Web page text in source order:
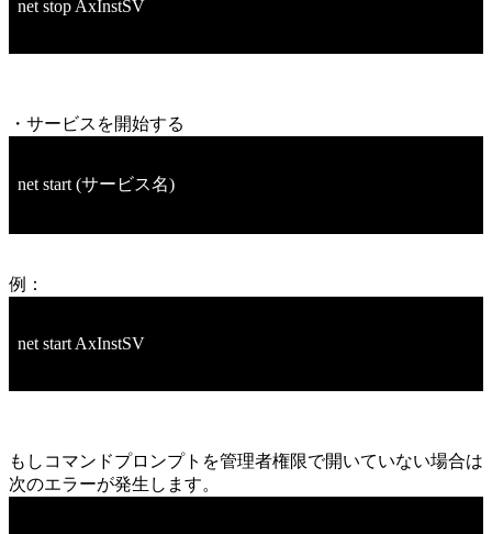
net stop AxInstSV
・サービスを開始する
net start (サービス名)
例：
net start AxInstSV
もしコマンドプロンプトを管理者権限で開いていない場合は
次のエラーが発生します。